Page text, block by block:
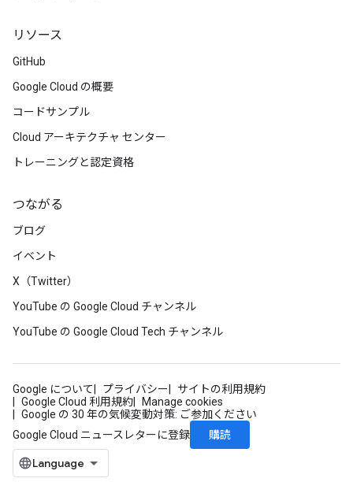
リソース
GitHub
Google Cloud の概要
コードサンプル
Cloud アーキテクチャ センター
トレーニングと認定資格
つながる
ブログ
イベント
X（Twitter）
YouTube の Google Cloud チャンネル
YouTube の Google Cloud Tech チャンネル
Google について プライバシー
サイトの利用規約
Google Cloud 利用規約
Manage cookies
Google の 30 年の気候変動対策: ご参加ください
Google Cloud ニュースレターに登録
購読